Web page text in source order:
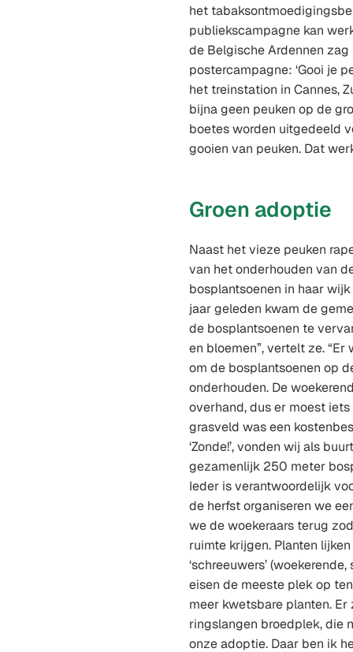
het
publiekscampagne kan
de Belgische Ardennen zag
postercampagne: ‘Gooi je
het treinstation in Cannes,
bijna geen peuken op de
boetes worden uitgedeeld
gooien van peuken. Dat
Groen adoptie
Naast het vieze peuken
van het onderhouden van
bosplantsoenen in haar wijk
jaar geleden kwam de
de bosplantsoenen te
en bloemen”, vertelt ze.
om de bosplantsoenen op
onderhouden. De
overhand, dus er moest iets
grasveld was een
‘Zonde!’, vonden wij als
gezamenlijk 250 meter
Ieder is verantwoordelijk
de herfst organiseren we
we de woekeraars terug
ruimte krijgen. Planten
‘schreeuwers’
eisen de meeste plek op
meer kwetsbare planten. Er
ringslangen broedplek, die
onze adoptie. Daar ben ik